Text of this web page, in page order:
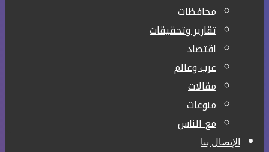
محافظات
تقارير وتحقيقات
اقتصاد
عرب وعالم
مقالات
منوعات
مع الناس
الإتصال بنا